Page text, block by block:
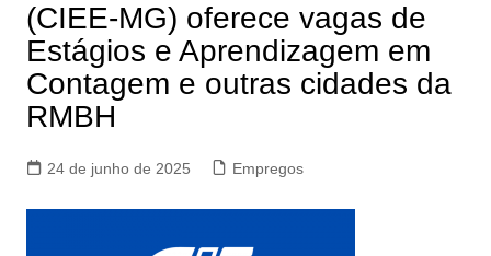
(CIEE-MG) oferece vagas de
Estágios e Aprendizagem em
Contagem e outras cidades da
RMBH
24 de junho de 2025 Empregos